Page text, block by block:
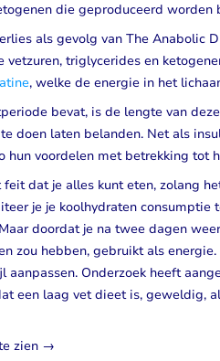
die geproduceerd
als gevolg van The Anabolic
triglycerides en
, welke de energie in het
bevat, is de lengte van
doen laten belanden. Net als
hun voordelen met betrekking
dat je alles kunt eten, zolang
je je koolhydraten
doordat je na twee dagen
zou hebben, gebruikt als
Onderzoek heeft
een laag vet dieet is, geweldig,
zien →